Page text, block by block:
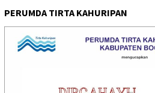
PERUMDA TIRTA KAHURIPAN